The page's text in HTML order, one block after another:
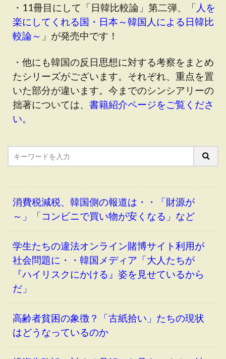
・11冊目にして「日韓比較論」第二弾、「 人を
楽にしてくれる国・日本～韓国人による日韓比
較論～ 」が発売中です！
・他にも韓国の反日思想に対する考察をまとめ
たシリーズがございます。それぞれ、重点を置
いた部分が違います。今までのシンシアリーの
拙著については、 書籍紹介ページをご覧くださ
い。
消費税減税、韓国側の報道は・・「財源が
～」「コンビニで買い物が安くなる」など
学生たちの違法オンライン賭博サイト利用が
社会問題に・・韓国メディア「大人たちが
『ハイリスクにかける』姿を見せているから
だ」
高齢者貧困の象徴？「古紙拾い」たちの現状
はどうなっているのか